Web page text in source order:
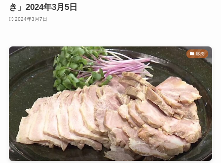
き」2024年3月5日
2024年3月7日
豚肉